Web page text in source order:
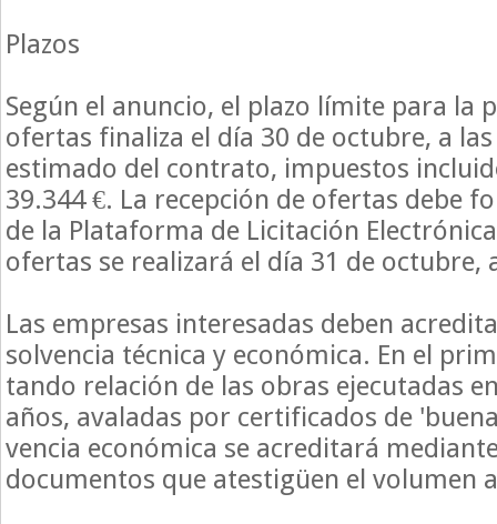
Plazos
Según el anuncio, el plazo límite para la
ofertas finaliza el día 30 de octubre, a
estimado del contrato, impuestos
39.344 €. La recepción de ofertas debe
de la Plataforma de Licitación
ofertas se realizará el día 31 de octubre,
Las empresas interesadas deben
solvencia técnica y económica. En el
tando relación de las obras ejecutadas
años, avaladas por certificados de
vencia económica se acreditará
documentos que atestigüen el volumen